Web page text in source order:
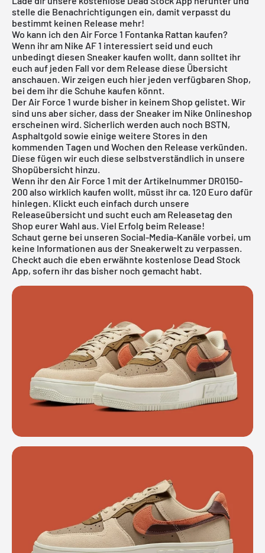
stelle die Benachrichtigungen ein, damit verpasst du
bestimmt keinen Release mehr!
Wo kann ich den Air Force 1 Fontanka Rattan kaufen?
Wenn ihr am Nike AF 1 interessiert seid und euch
unbedingt diesen Sneaker kaufen wollt, dann solltet ihr
euch auf jeden Fall vor dem Release diese Übersicht
anschauen. Wir zeigen euch hier jeden verfügbaren Shop,
bei dem ihr die Schuhe kaufen könnt.
Der Air Force 1 wurde bisher in keinem Shop gelistet. Wir
sind uns aber sicher, dass der Sneaker im Nike Onlineshop
erscheinen wird. Sicherlich werden auch noch BSTN,
Asphaltgold sowie einige weitere Stores in den
kommenden Tagen und Wochen den Release verkünden.
Diese fügen wir euch diese selbstverständlich in unsere
Shopübersicht hinzu.
Wenn ihr den Air Force 1 mit der Artikelnummer DR0150-
200 also wirklich kaufen wollt, müsst ihr ca. 120 Euro dafür
hinlegen. Klickt euch einfach durch unsere
Releaseübersicht und sucht euch am Releasetag den
Shop eurer Wahl aus. Viel Erfolg beim Release!
Schaut gerne bei unseren Social-Media-Kanäle vorbei, um
keine Informationen aus der Sneakerwelt zu verpassen.
Checkt auch die eben erwähnte kostenlose Dead Stock
App, sofern ihr das bisher noch gemacht habt.